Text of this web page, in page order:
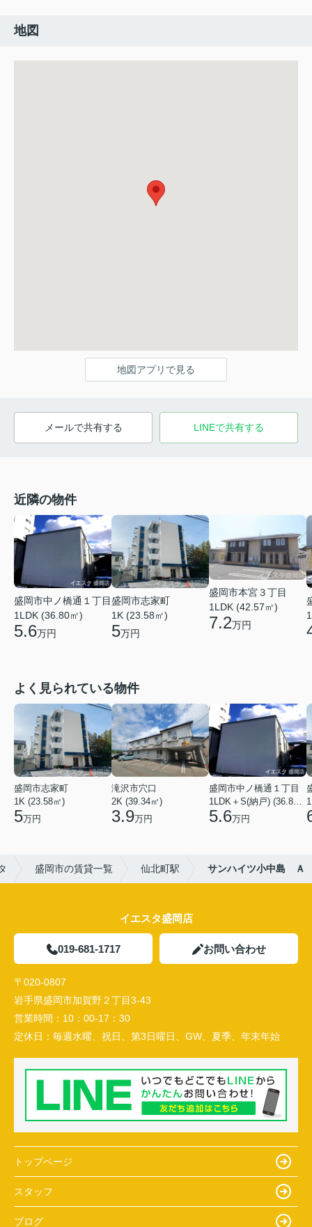
地図
地図アプリで見る
メールで共有する LINEで共有する
近隣の物件
盛岡市中ノ橋通１丁目
1LDK (36.80㎡)
5.6万円
盛岡市志家町
1K (23.58㎡)
5万円
盛岡市本宮３丁目
1LDK (42.57㎡)
7.2万円
よく見られている物件
盛岡市志家町
1K (23.58㎡)
5万円
滝沢市穴口
2K (39.34㎡)
3.9万円
盛岡市中ノ橋通１丁目
1LDK＋S(納戸) (36.80㎡)
5.6万円
盛岡市の賃貸一覧 仙北町駅 サンハイツ小中島 Ａ
イエスタ盛岡店
019-681-1717 お問い合わせ
〒020-0807
岩手県盛岡市加賀野２丁目3-43
営業時間： 10：00-17：30
定休日： 毎週水曜、祝日、第3日曜日、GW、夏季、年末年始
トップページ
スタッフ
ブログ